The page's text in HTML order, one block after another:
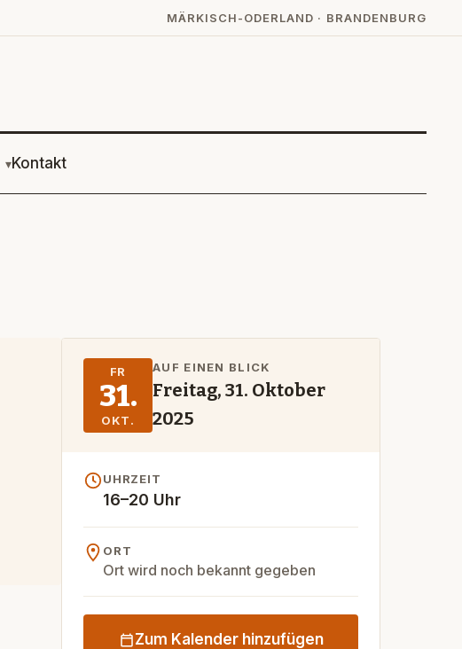
MÄRKISCH-ODERLAND · BRANDENBURG
Kontakt
FR
31.
OKT.
AUF EINEN BLICK
Freitag, 31. Oktober
2025
UHRZEIT
16–20 Uhr
ORT
Ort wird noch bekannt gegeben
Zum Kalender hinzufügen